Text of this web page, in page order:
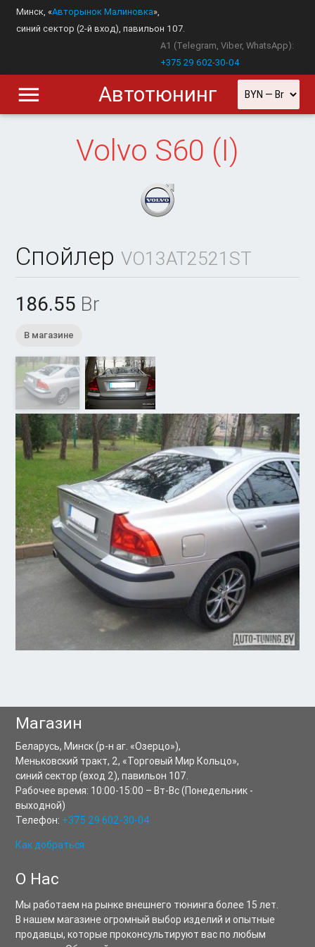
Минск, «Авторынок Малиновка»,
синий сектор (2-й вход), павильон 107.
A1 (Telegram, Viber, WhatsApp):
+375 29 602-30-04
Автотюнинг
Volvo S60 (I)
Спойлер VO13AT2521ST
186.55 Br
В магазине
Магазин
Беларусь,Минск(р-н аг. «Озерцо»),
Меньковский тракт, 2, «Торговый Мир Кольцо»,
синий сектор (вход 2), павильон 107.
Рабочее время: 10:00-15:00 –Вт-Вс(Понедельник -
выходной)
Телефон: +375 29 602-30-04
Как добраться
О Нас
Мы работаем на рынке внешнего тюнинга более 15 лет.
В нашем магазине огромный выбор изделий и опытные
продавцы, которые проконсультируют вас по любым